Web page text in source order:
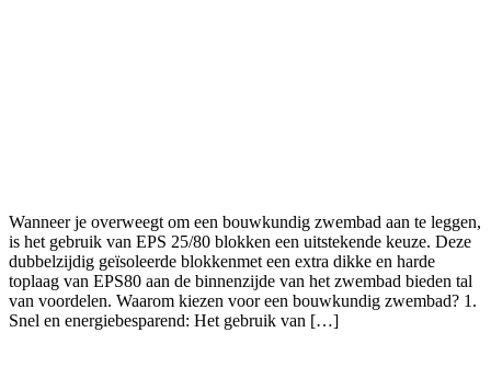
Wanneer je overweegt om een bouwkundig zwembad aan te leggen,
is het gebruik van EPS 25/80 blokken een uitstekende keuze. Deze
dubbelzijdig geïsoleerde blokkenmet een extra dikke en harde
toplaag van EPS80 aan de binnenzijde van het zwembad bieden tal
van voordelen. Waarom kiezen voor een bouwkundig zwembad? 1.
Snel en energiebesparend: Het gebruik van […]